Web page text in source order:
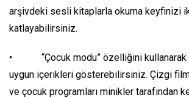
arşivdeki sesli kitaplarla okuma keyfinizi
katlayabilirsiniz.
• “Çocuk modu” özelliğini kullanarak
uygun içerikleri gösterebilirsiniz. Çizgi
ve çocuk programları minikler tarafından